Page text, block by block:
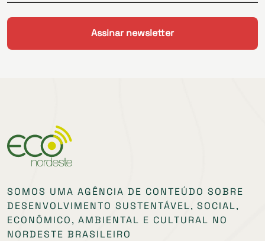
SOMOS UMA AGÊNCIA DE CONTEÚDO SOBRE
DESENVOLVIMENTO SUSTENTÁVEL, SOCIAL,
ECONÔMICO, AMBIENTAL E CULTURAL NO
NORDESTE BRASILEIRO